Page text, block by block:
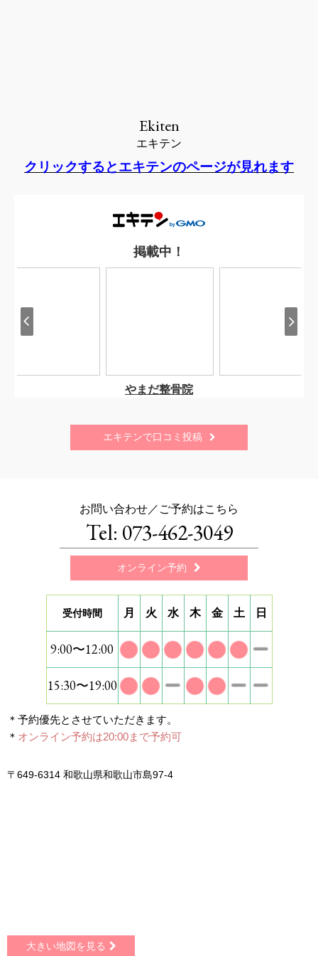
Ekiten
エキテン
クリックするとエキテンのページが見れます
エキテンで口コミ投稿 
お問い合わせ／ご予約はこちら
Tel: 073-462-3049
オンライン予約 
受付時間 月 火 水 木 金 土 日
9:00〜12:00
15:30〜19:00
＊予約優先とさせていただきます。
＊ オンライン予約は20:00まで予約可
〒649-6314 和歌山県和歌山市島97-4
大きい地図を見る 